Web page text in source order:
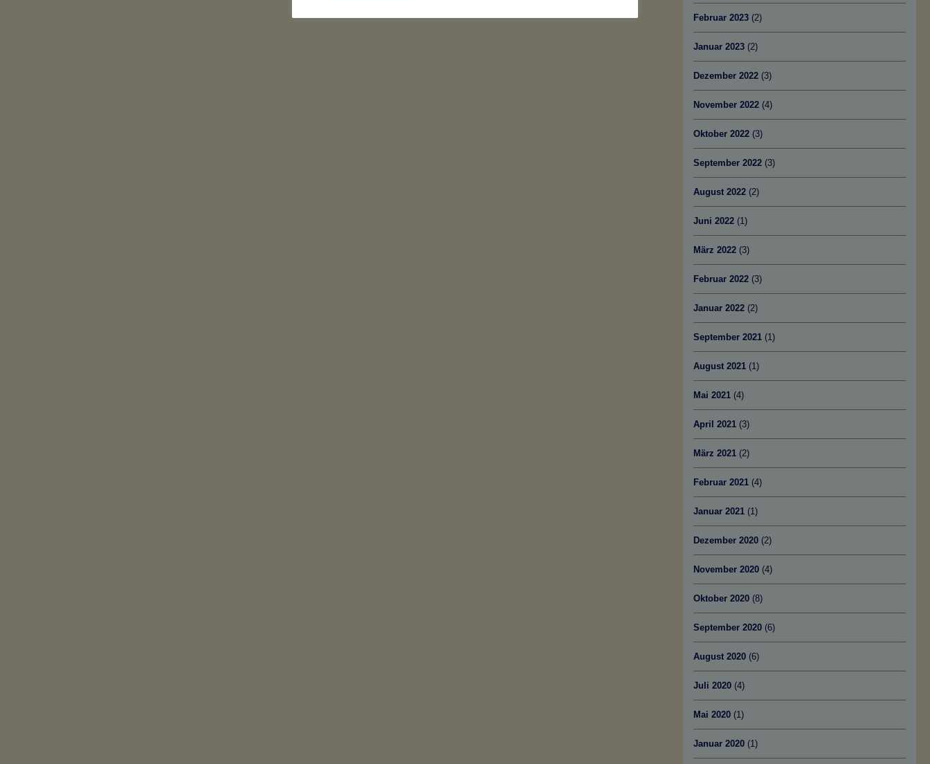
Februar 2023 (2)
Januar 2023 (2)
Dezember 2022 (3)
November 2022 (4)
Oktober 2022 (3)
September 2022 (3)
August 2022 (2)
Juni 2022 (1)
März 2022 (3)
Februar 2022 (3)
Januar 2022 (2)
September 2021 (1)
August 2021 (1)
Mai 2021 (4)
April 2021 (3)
März 2021 (2)
Februar 2021 (4)
Januar 2021 (1)
Dezember 2020 (2)
November 2020 (4)
Oktober 2020 (8)
September 2020 (6)
August 2020 (6)
Juli 2020 (4)
Mai 2020 (1)
Januar 2020 (1)